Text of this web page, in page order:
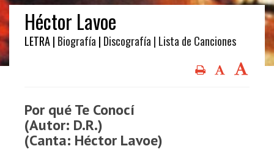
Héctor Lavoe
LETRA | Biografía | Discografía | Lista de Canciones
Por qué Te Conocí
(Autor: D.R.)
(Canta: Héctor Lavoe)